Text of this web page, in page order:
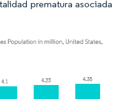
prematura asociada